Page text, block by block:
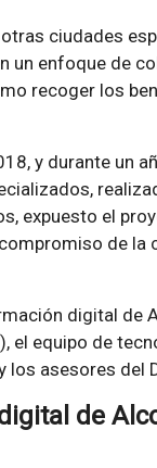
ciudades
un enfoque de
recoger los
y durante un
expuesto el
de
digital de
el equipo de
asesores del
de